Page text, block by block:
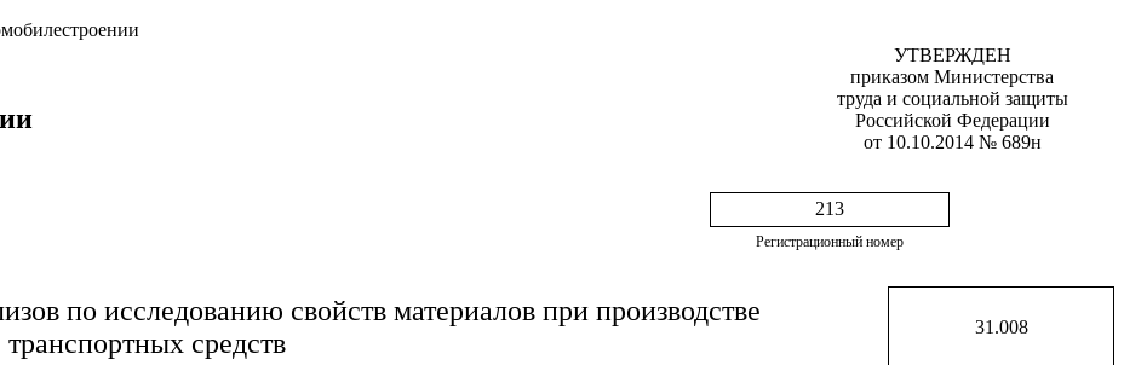
УТВЕРЖДЕН
приказом Министерства
труда и социальной защиты
Российской Федерации
от 10.10.2014 № 689н
213
Регистрационный номер
по исследованию свойств материалов при производстве
транспортных средств
31.008